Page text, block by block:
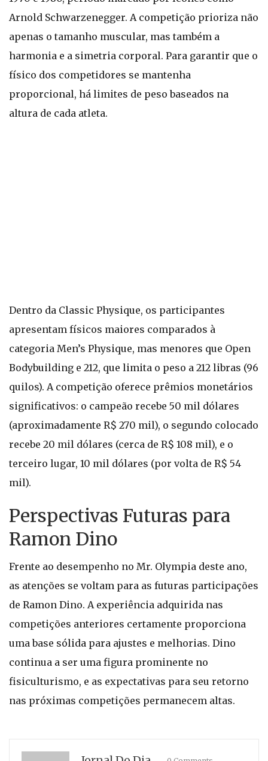
Arnold Schwarzenegger. A competição prioriza não
apenas o tamanho muscular, mas também a
harmonia e a simetria corporal. Para garantir que o
físico dos competidores se mantenha
proporcional, há limites de peso baseados na
altura de cada atleta.
Dentro da Classic Physique, os participantes
apresentam físicos maiores comparados à
categoria Men’s Physique, mas menores que Open
Bodybuilding e 212, que limita o peso a 212 libras (96
quilos). A competição oferece prêmios monetários
significativos: o campeão recebe 50 mil dólares
(aproximadamente R$ 270 mil), o segundo colocado
recebe 20 mil dólares (cerca de R$ 108 mil), e o
terceiro lugar, 10 mil dólares (por volta de R$ 54
mil).
Perspectivas Futuras para
Ramon Dino
Frente ao desempenho no Mr. Olympia deste ano,
as atenções se voltam para as futuras participações
de Ramon Dino. A experiência adquirida nas
competições anteriores certamente proporciona
uma base sólida para ajustes e melhorias. Dino
continua a ser uma figura prominente no
fisiculturismo, e as expectativas para seu retorno
nas próximas competições permanecem altas.